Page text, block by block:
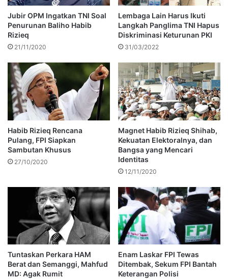
Jubir OPM Ingatkan TNI Soal
Penurunan Baliho Habib
Rizieq
21/11/2020
Lembaga Lain Harus Ikuti
Langkah Panglima TNI Hapus
Diskriminasi Keturunan PKI
31/03/2022
Habib Rizieq Rencana
Pulang, FPI Siapkan
Sambutan Khusus
27/10/2020
Magnet Habib Rizieq Shihab,
Kekuatan Elektoralnya, dan
Bangsa yang Mencari
Identitas
12/11/2020
Tuntaskan Perkara HAM
Berat dan Semanggi, Mahfud
MD: Agak Rumit
Enam Laskar FPI Tewas
Ditembak, Sekum FPI Bantah
Keterangan Polisi